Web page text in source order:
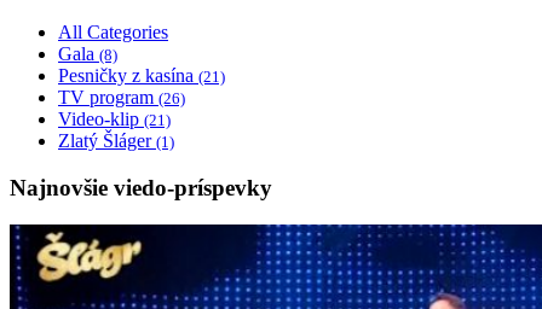
All Categories
Gala (8)
Pesničky z kasína (21)
TV program (26)
Video-klip (21)
Zlatý Šláger (1)
Najnovšie viedo-príspevky